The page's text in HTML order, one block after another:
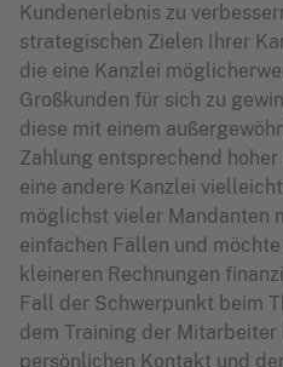
Kundenerlebnis zu
strategischen Zielen Ihrer
die eine Kanzlei
Großkunden für sich zu
diese mit einem
Zahlung entsprechend
eine andere Kanzlei
möglichst vieler Mandanten
einfachen Fällen und
kleineren Rechnungen
Fall der Schwerpunkt beim
dem Training der
persönlichen Kontakt und